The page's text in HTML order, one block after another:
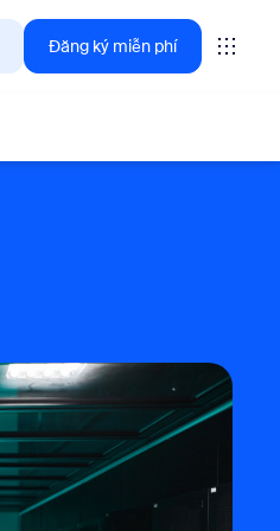
Đăng ký miễn phí